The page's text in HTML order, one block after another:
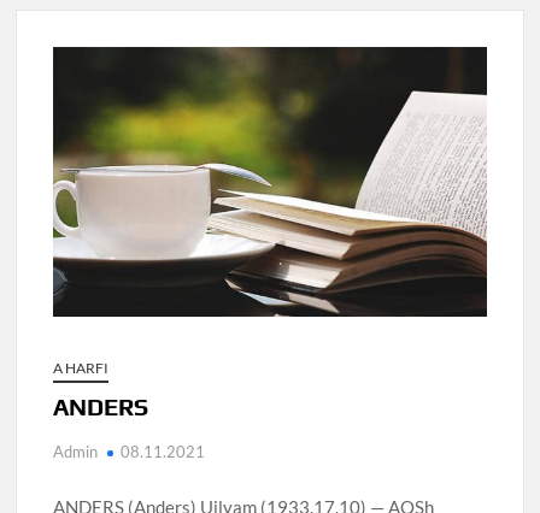
A HARFI
ANDERS
Admin 08.11.2021
ANDERS (Anders) Uilyam (1933.17.10) — AQSh